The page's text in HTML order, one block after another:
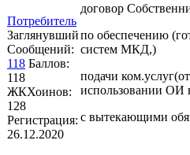
Потребитель
Заглянувший
Сообщений:
118 Баллов:
118
ЖКХоинов:
128
Регистрация:
26.12.2020
договор
по обеспечению
систем МКД,)
подачи
использовании
с вытекающими